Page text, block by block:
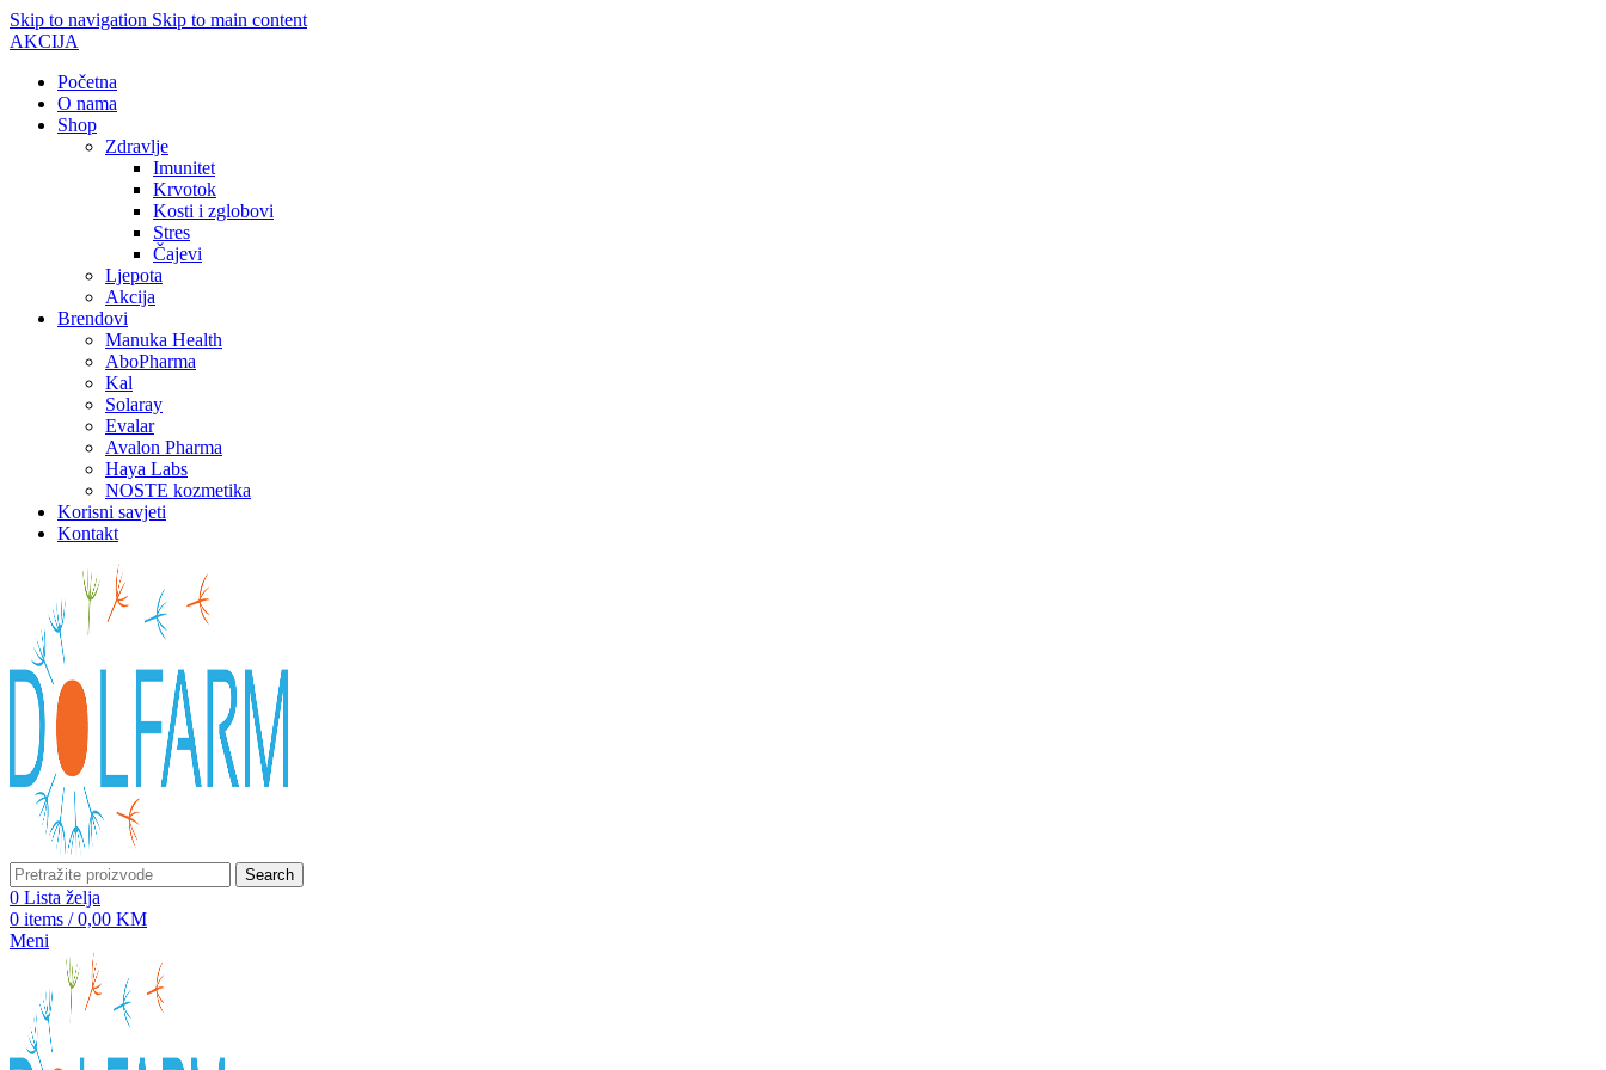
Skip to navigation Skip to main content
AKCIJA
Početna
O nama
Shop
Zdravlje
Imunitet
Krvotok
Kosti i zglobovi
Stres
Čajevi
Ljepota
Akcija
Brendovi
Manuka Health
AboPharma
Kal
Solaray
Evalar
Avalon Pharma
Haya Labs
NOSTE kozmetika
Korisni savjeti
Kontakt
Search
0 Lista želja
0 items / 0,00 KM
Meni